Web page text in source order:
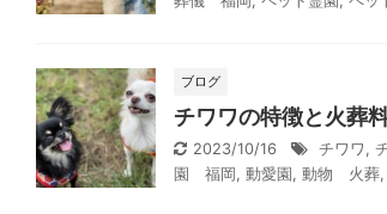
ブログ
チワワの特徴と火葬
2023/10/16 チワワ ,
園 福岡 , 動愛園 , 動物 火葬,